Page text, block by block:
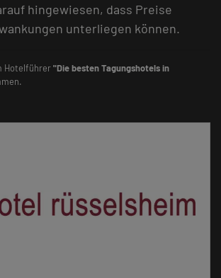
hingewiesen, dass Preise
unterliegen können.
Hotelführer"Die besten Tagungshotels in